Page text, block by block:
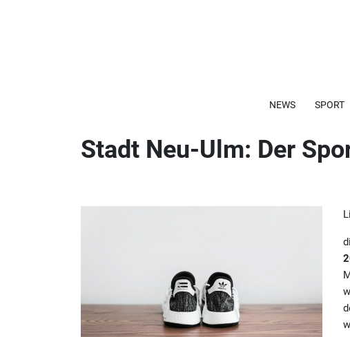
NEWS SPORT
Stadt Neu-Ulm: Der